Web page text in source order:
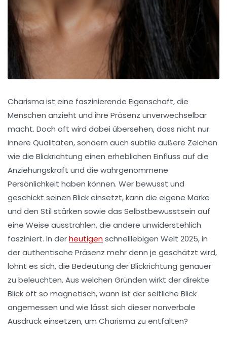
Charisma ist eine faszinierende Eigenschaft, die
Menschen anzieht und ihre Präsenz unverwechselbar
macht. Doch oft wird dabei übersehen, dass nicht nur
innere Qualitäten, sondern auch subtile äußere Zeichen
wie die Blickrichtung einen erheblichen Einfluss auf die
Anziehungskraft und die wahrgenommene
Persönlichkeit haben können. Wer bewusst und
geschickt seinen Blick einsetzt, kann die eigene Marke
und den Stil stärken sowie das Selbstbewusstsein auf
eine Weise ausstrahlen, die andere unwiderstehlich
fasziniert. In derheutigenschnelllebigen Welt 2025, in
der authentische Präsenz mehr denn je geschätzt wird,
lohnt es sich, die Bedeutung der Blickrichtung genauer
zu beleuchten. Aus welchen Gründen wirkt der direkte
Blick oft so magnetisch, wann ist der seitliche Blick
angemessen und wie lässt sich dieser nonverbale
Ausdruck einsetzen, um Charisma zu entfalten?